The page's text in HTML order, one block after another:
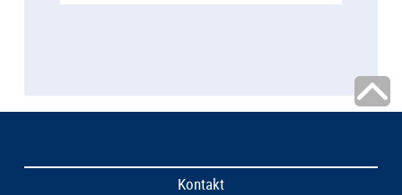
Kontakt